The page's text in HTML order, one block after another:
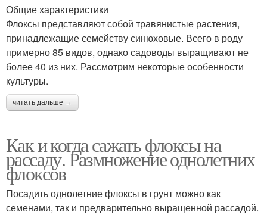
Общие характеристики
Флоксы представляют собой травянистые растения,
принадлежащие семейству синюховые. Всего в роду
примерно 85 видов, однако садоводы выращивают не
более 40 из них. Рассмотрим некоторые особенности
культуры.
читать дальше →
Как и когда сажать флоксы на
рассаду. Размножение однолетних
флоксов
Посадить однолетние флоксы в грунт можно как
семенами, так и предварительно выращенной рассадой.